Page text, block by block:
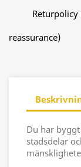
reassurance)
Du har
stadsdelar